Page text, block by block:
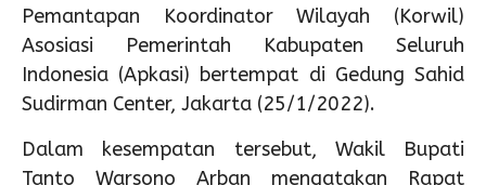
Pemantapan Koordinator Wilayah (Korwil)
Asosiasi Pemerintah Kabupaten Seluruh
Indonesia (Apkasi) bertempat di Gedung Sahid
Sudirman Center, Jakarta (25/1/2022).
Dalam kesempatan tersebut, Wakil Bupati
Tanto Warsono Arban mengatakan Rapat